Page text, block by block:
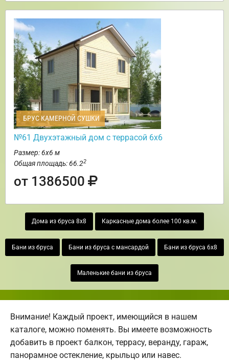
БРУС КАМЕРНОЙ СУШКИ
№61 Двухэтажный дом с террасой 6х6
Размер: 6х6 м
Общая площадь: 66.22
от 1386500
Дома из бруса 8х8 Каркасные дома более 100 кв.м.
Бани из бруса Бани из бруса с мансардой Бани из бруса 6х8
Маленькие бани из бруса
Внимание! Каждый проект, имеющийся в нашем
каталоге, можно поменять. Вы имеете возможность
добавить в проект балкон, террасу, веранду, гараж,
панорамное остекление, крыльцо или навес.